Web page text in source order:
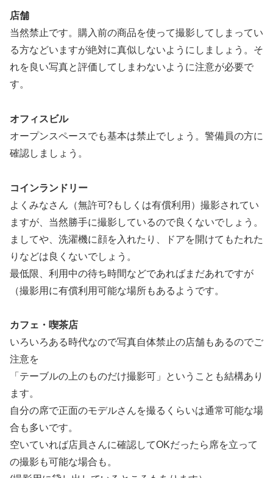
店舗
当然禁止です。購入前の商品を使って撮影してしまってい
る方などいますが絶対に真似しないようにしましょう。そ
れを良い写真と評価してしまわないように注意が必要で
す。
オフィスビル
オープンスペースでも基本は禁止でしょう。警備員の方に
確認しましょう。
コインランドリー
よくみなさん（無許可?もしくは有償利用）撮影されてい
ますが、当然勝手に撮影しているので良くないでしょう。
ましてや、洗濯機に顔を入れたり、ドアを開けてもたれた
りなどは良くないでしょう。
最低限、利用中の待ち時間などであればまだあれですが
（撮影用に有償利用可能な場所もあるようです。
カフェ・喫茶店
いろいろある時代なので写真自体禁止の店舗もあるのでご
注意を
「テーブルの上のものだけ撮影可」ということも結構あり
ます。
自分の席で正面のモデルさんを撮るくらいは通常可能な場
合も多いです。
空いていれば店員さんに確認してOKだったら席を立って
の撮影も可能な場合も。